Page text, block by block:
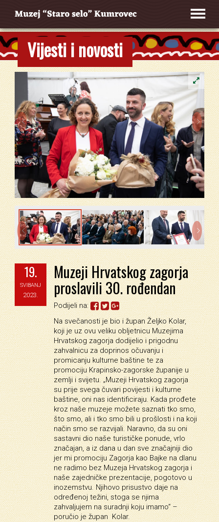
Vijesti i novosti
 
 
19.
SVIBANJ
2023.
Muzeji Hrvatskog zagorja
proslavili 30. rođendan
Podijeli na:
Na svečanosti je bio i župan Željko Kolar,
koji je uz ovu veliku obljetnicu Muzejima
Hrvatskog zagorja dodijelio i prigodnu
zahvalnicu za doprinos očuvanju i
promicanju kulturne baštine te za
promociju Krapinsko-zagorske županije u
zemlji i svijetu. „Muzeji Hrvatskog zagorja
su prije svega čuvari povijesti i kulturne
baštine, oni nas identificiraju. Kada prođete
kroz naše muzeje možete saznati tko smo,
što smo, ali i tko smo bili u prošlosti i na koji
način smo se razvijali. Naravno, da su oni
sastavni dio naše turističke ponude, vrlo
značajan, a iz dana u dan sve značajniji dio
jer mi promociju Zagorja kao Bajke na dlanu
ne radimo bez Muzeja Hrvatskog zagorja i
naše zajedničke prezentacije, pogotovo u
inozemstvu. Njihovo prisustvo daje na
određenoj težini, stoga se njima
zahvaljujem na suradnji koju imamo“ –
poručio je župan Kolar.